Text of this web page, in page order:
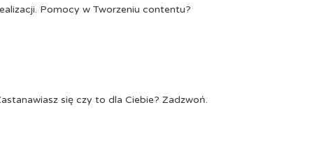
Pomocy w Tworzeniu contentu?
się czy to dla Ciebie? Zadzwoń.